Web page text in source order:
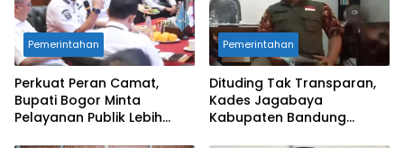
Pemerintahan
Perkuat Peran Camat,
Bupati Bogor Minta
Pelayanan Publik Lebih
Pemerintahan
Dituding Tak Transparan,
Kades Jagabaya
Kabupaten Bandung